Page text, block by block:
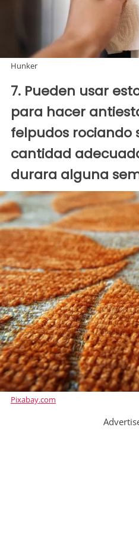
Hunker
7. Pueden usar
para hacer
felpudos rociando
cantidad
durara alguna
Pixabay.com